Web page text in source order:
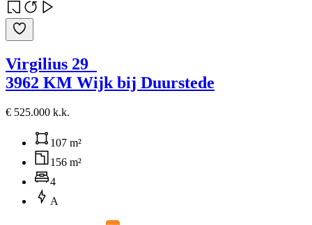
Virgilius 29
3962 KM Wijk bij Duurstede
€ 525.000 k.k.
107 m²
156 m²
4
A